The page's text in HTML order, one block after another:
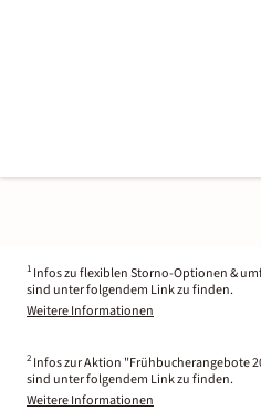
1 Infos zu flexiblen Storno-Optionen &
sind unter folgendem Link zu finden.
Weitere Informationen
2 Infos zur Aktion "Frühbucherangebote
sind unter folgendem Link zu finden.
Weitere Informationen